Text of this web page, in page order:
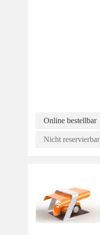
Online bestellbar
Nicht reservierbar